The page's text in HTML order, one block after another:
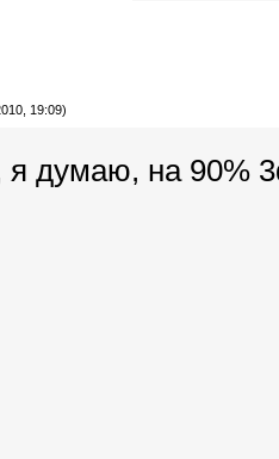
19:09)
думаю, на 90%